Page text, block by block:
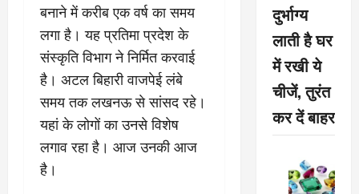
बनाने में करीब एक वर्ष का समय
लगा है। यह प्रतिमा प्रदेश के
संस्कृति विभाग ने निर्मित करवाई
है। अटल बिहारी वाजपेई लंबे
समय तक लखनऊ से सांसद रहे।
यहां के लोगों का उनसे विशेष
लगाव रहा है। आज उनकी आज
है।
दुर्भाग्य
लाती है घर
में रखी ये
चीजें, तुरंत
कर दें बाहर